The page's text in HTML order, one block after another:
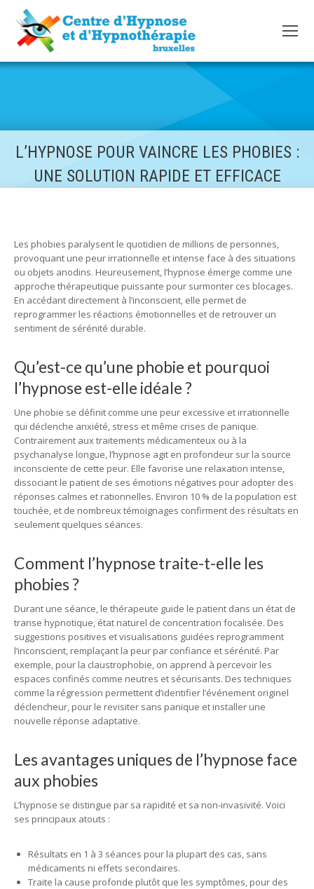
L’HYPNOSE POUR VAINCRE LES PHOBIES :
UNE SOLUTION RAPIDE ET EFFICACE
Les phobies paralysent le quotidien de millions de personnes,
provoquant une peur irrationnelle et intense face à des situations
ou objets anodins. Heureusement, l’hypnose émerge comme une
approche thérapeutique puissante pour surmonter ces blocages.
En accédant directement à l’inconscient, elle permet de
reprogrammer les réactions émotionnelles et de retrouver un
sentiment de sérénité durable.
Qu’est-ce qu’une phobie et pourquoi
l’hypnose est-elle idéale ?
Une phobie se définit comme une peur excessive et irrationnelle
qui déclenche anxiété, stress et même crises de panique.
Contrairement aux traitements médicamenteux ou à la
psychanalyse longue, l’hypnose agit en profondeur sur la source
inconsciente de cette peur. Elle favorise une relaxation intense,
dissociant le patient de ses émotions négatives pour adopter des
réponses calmes et rationnelles. Environ 10 % de la population est
touchée, et de nombreux témoignages confirment des résultats en
seulement quelques séances.
Comment l’hypnose traite-t-elle les
phobies ?
Durant une séance, le thérapeute guide le patient dans un état de
transe hypnotique, état naturel de concentration focalisée. Des
suggestions positives et visualisations guidées reprogramment
l’inconscient, remplaçant la peur par confiance et sérénité. Par
exemple, pour la claustrophobie, on apprend à percevoir les
espaces confinés comme neutres et sécurisants. Des techniques
comme la régression permettent d’identifier l’événement originel
déclencheur, pour le revisiter sans panique et installer une
nouvelle réponse adaptative.
Les avantages uniques de l’hypnose face
aux phobies
L’hypnose se distingue par sa rapidité et sa non-invasivité. Voici
ses principaux atouts :
Résultats en 1 à 3 séances pour la plupart des cas, sans
médicaments ni effets secondaires.
Traite la cause profonde plutôt que les symptômes, pour des